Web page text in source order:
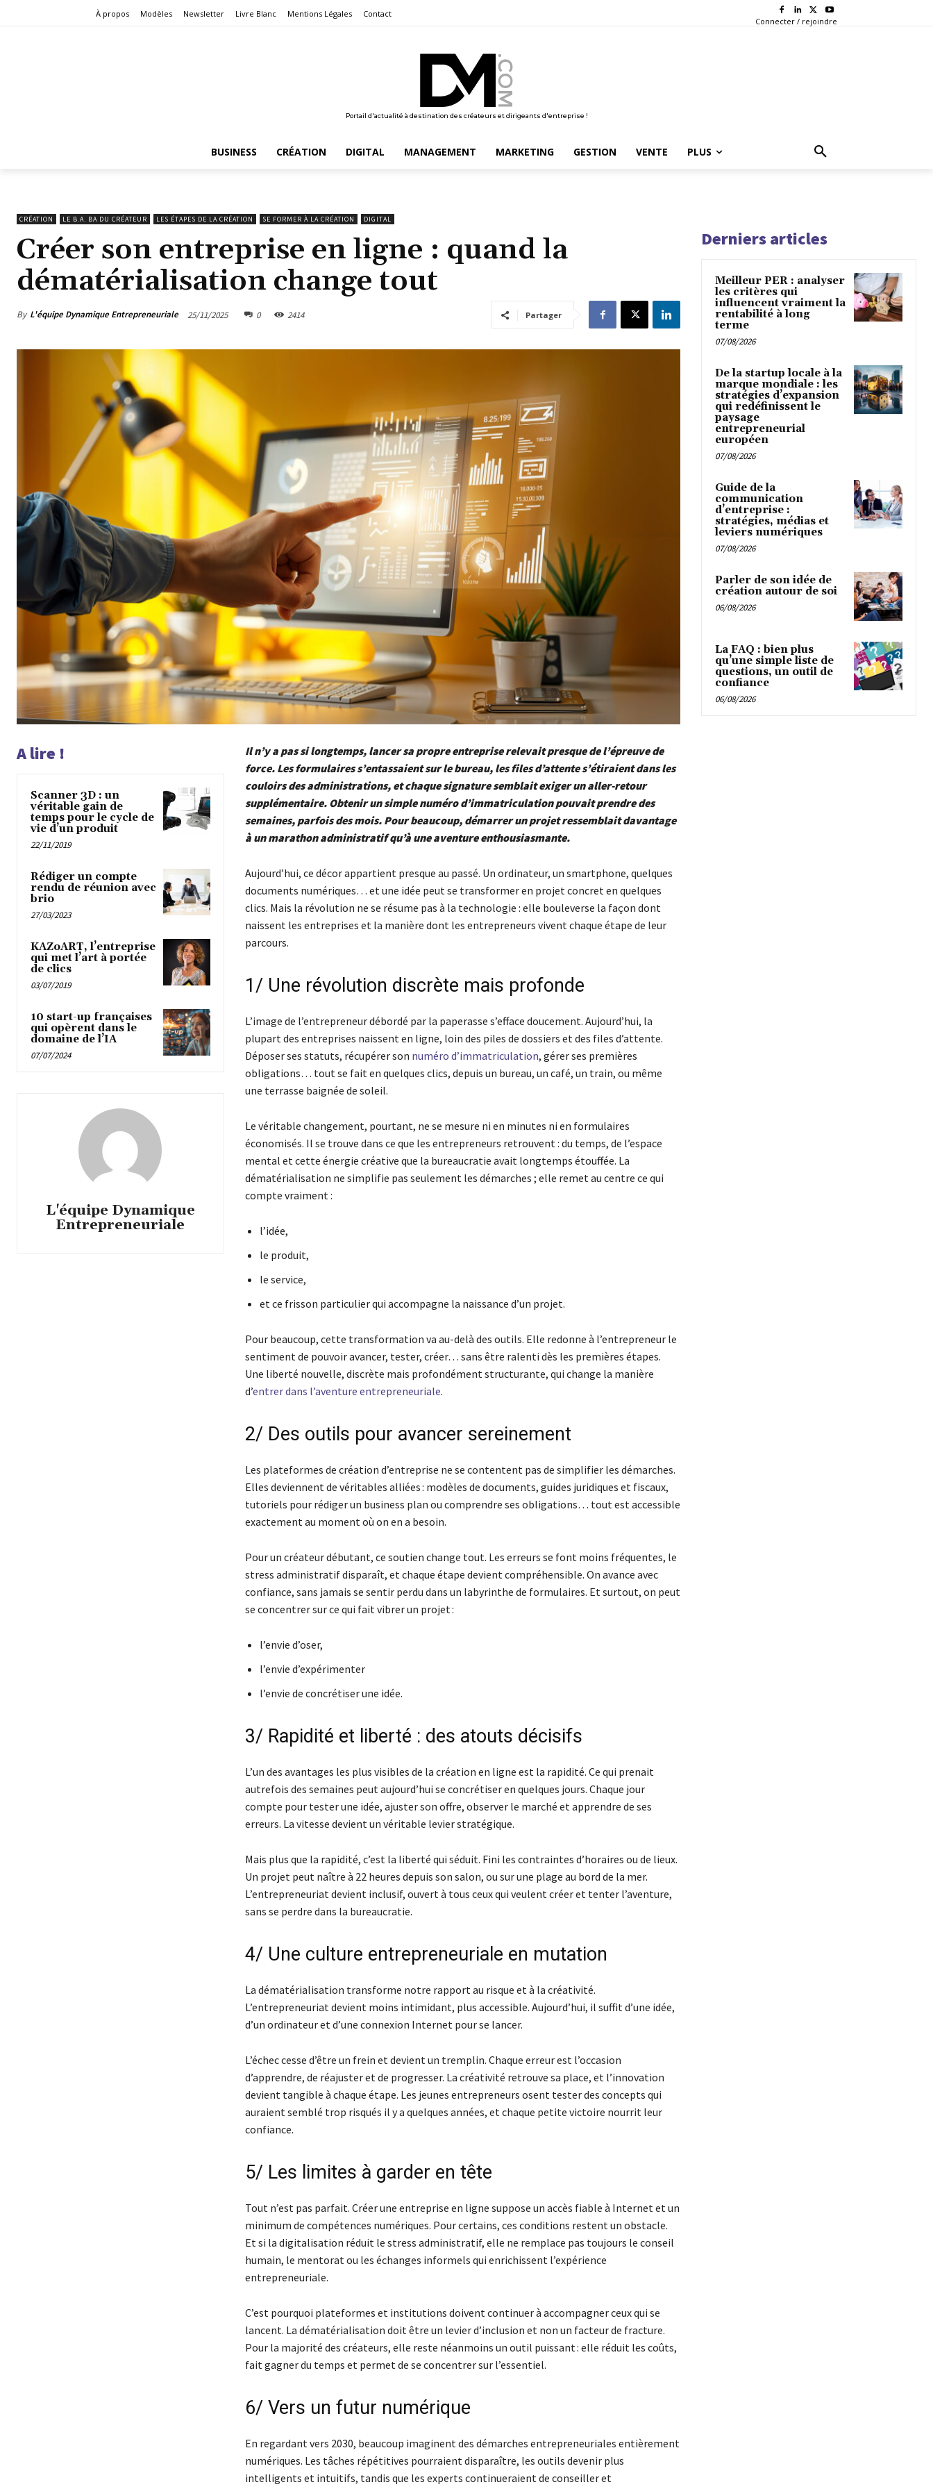
À propos Modèles Newsletter Livre Blanc Mentions Légales Contact
Connecter / rejoindre
Portail d'actualité à destination des créateurs et dirigeants d'entreprise !
BUSINESS CRÉATION DIGITAL MANAGEMENT MARKETING GESTION VENTE PLUS
CRÉATION LE B.A. BA DU CRÉATEUR LES ÉTAPES DE LA CRÉATION SE FORMER À LA CRÉATION DIGITAL
Créer son entreprise en ligne : quand la
dématérialisation change tout
By L'équipe Dynamique Entrepreneuriale 25/11/2025 0 2414 Partager
A lire !
Scanner 3D : un
véritable gain de
temps pour le cycle de
vie d’un produit
22/11/2019
Rédiger un compte
rendu de réunion avec
brio
27/03/2023
KAZoART, l’entreprise
qui met l’art à portée
de clics
03/07/2019
10 start-up françaises
qui opèrent dans le
domaine de l’IA
07/07/2024
L'équipe Dynamique
Entrepreneuriale
Il n’y a pas si longtemps, lancer sa propre entreprise relevait presque de l’épreuve de
force. Les formulaires s’entassaient sur le bureau, les files d’attente s’étiraient dans les
couloirs des administrations, et chaque signature semblait exiger un aller-retour
supplémentaire. Obtenir un simple numéro d’immatriculation pouvait prendre des
semaines, parfois des mois. Pour beaucoup, démarrer un projet ressemblait davantage
à un marathon administratif qu’à une aventure enthousiasmante.
Aujourd’hui, ce décor appartient presque au passé. Un ordinateur, un smartphone, quelques
documents numériques… et une idée peut se transformer en projet concret en quelques
clics. Mais la révolution ne se résume pas à la technologie : elle bouleverse la façon dont
naissent les entreprises et la manière dont les entrepreneurs vivent chaque étape de leur
parcours.
1/ Une révolution discrète mais profonde
L’image de l’entrepreneur débordé par la paperasse s’efface doucement. Aujourd’hui, la
plupart des entreprises naissent en ligne, loin des piles de dossiers et des files d’attente.
Déposer ses statuts, récupérer son numéro d’immatriculation, gérer ses premières
obligations… tout se fait en quelques clics, depuis un bureau, un café, un train, ou même
une terrasse baignée de soleil.
Le véritable changement, pourtant, ne se mesure ni en minutes ni en formulaires
économisés. Il se trouve dans ce que les entrepreneurs retrouvent : du temps, de l’espace
mental et cette énergie créative que la bureaucratie avait longtemps étouffée. La
dématérialisation ne simplifie pas seulement les démarches ; elle remet au centre ce qui
compte vraiment :
l’idée,
le produit,
le service,
et ce frisson particulier qui accompagne la naissance d’un projet.
Pour beaucoup, cette transformation va au-delà des outils. Elle redonne à l’entrepreneur le
sentiment de pouvoir avancer, tester, créer… sans être ralenti dès les premières étapes.
Une liberté nouvelle, discrète mais profondément structurante, qui change la manière
d’entrer dans l’aventure entrepreneuriale.
2/ Des outils pour avancer sereinement
Les plateformes de création d’entreprise ne se contentent pas de simplifier les démarches.
Elles deviennent de véritables alliées : modèles de documents, guides juridiques et fiscaux,
tutoriels pour rédiger un business plan ou comprendre ses obligations… tout est accessible
exactement au moment où on en a besoin.
Pour un créateur débutant, ce soutien change tout. Les erreurs se font moins fréquentes, le
stress administratif disparaît, et chaque étape devient compréhensible. On avance avec
confiance, sans jamais se sentir perdu dans un labyrinthe de formulaires. Et surtout, on peut
se concentrer sur ce qui fait vibrer un projet :
l’envie d’oser,
l’envie d’expérimenter
l’envie de concrétiser une idée.
3/ Rapidité et liberté : des atouts décisifs
L’un des avantages les plus visibles de la création en ligne est la rapidité. Ce qui prenait
autrefois des semaines peut aujourd’hui se concrétiser en quelques jours. Chaque jour
compte pour tester une idée, ajuster son offre, observer le marché et apprendre de ses
erreurs. La vitesse devient un véritable levier stratégique.
Mais plus que la rapidité, c’est la liberté qui séduit. Fini les contraintes d’horaires ou de lieux.
Un projet peut naître à 22 heures depuis son salon, ou sur une plage au bord de la mer.
L’entrepreneuriat devient inclusif, ouvert à tous ceux qui veulent créer et tenter l’aventure,
sans se perdre dans la bureaucratie.
4/ Une culture entrepreneuriale en mutation
La dématérialisation transforme notre rapport au risque et à la créativité.
L’entrepreneuriat devient moins intimidant, plus accessible. Aujourd’hui, il suffit d’une idée,
d’un ordinateur et d’une connexion Internet pour se lancer.
L’échec cesse d’être un frein et devient un tremplin. Chaque erreur est l’occasion
d’apprendre, de réajuster et de progresser. La créativité retrouve sa place, et l’innovation
devient tangible à chaque étape. Les jeunes entrepreneurs osent tester des concepts qui
auraient semblé trop risqués il y a quelques années, et chaque petite victoire nourrit leur
confiance.
5/ Les limites à garder en tête
Tout n’est pas parfait. Créer une entreprise en ligne suppose un accès fiable à Internet et un
minimum de compétences numériques. Pour certains, ces conditions restent un obstacle.
Et si la digitalisation réduit le stress administratif, elle ne remplace pas toujours le conseil
humain, le mentorat ou les échanges informels qui enrichissent l’expérience
entrepreneuriale.
C’est pourquoi plateformes et institutions doivent continuer à accompagner ceux qui se
lancent. La dématérialisation doit être un levier d’inclusion et non un facteur de fracture.
Pour la majorité des créateurs, elle reste néanmoins un outil puissant : elle réduit les coûts,
fait gagner du temps et permet de se concentrer sur l’essentiel.
6/ Vers un futur numérique
En regardant vers 2030, beaucoup imaginent des démarches entrepreneuriales entièrement
numériques. Les tâches répétitives pourraient disparaître, les outils devenir plus
intelligents et intuitifs, tandis que les experts continueraient de conseiller et
Derniers articles
Meilleur PER : analyser
les critères qui
influencent vraiment la
rentabilité à long
terme
07/08/2026
De la startup locale à la
marque mondiale : les
stratégies d’expansion
qui redéfinissent le
paysage
entrepreneurial
européen
07/08/2026
Guide de la
communication
d’entreprise :
stratégies, médias et
leviers numériques
07/08/2026
Parler de son idée de
création autour de soi
06/08/2026
La FAQ : bien plus
qu’une simple liste de
questions, un outil de
confiance
06/08/2026